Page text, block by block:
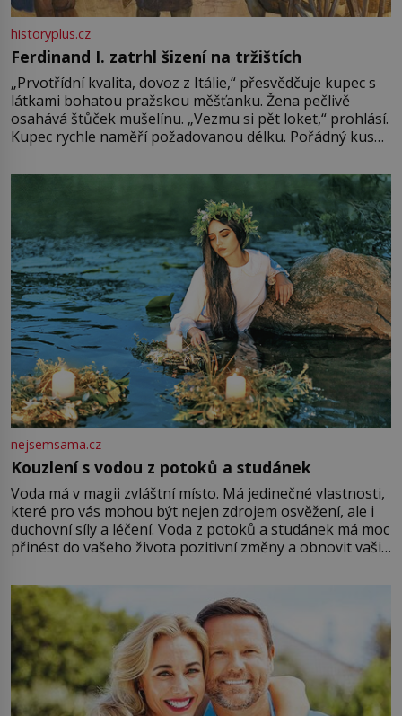
historyplus.cz
Ferdinand I. zatrhl šizení na tržištích
„Prvotřídní kvalita, dovoz z Itálie,“ přesvědčuje kupec s
látkami bohatou pražskou měšťanku. Žena pečlivě
osahává štůček mušelínu. „Vezmu si pět loket,“ prohlásí.
Kupec rychle naměří požadovanou délku. Pořádný kus
milostpaní. Stačí jenom na sukni,“ zhodnotí švadlena
množství růžového mušelínu. „Ošidili vás, podívejte.“
Vezme do ruky dřevěnou
nejsemsama.cz
Kouzlení s vodou z potoků a studánek
Voda má v magii zvláštní místo. Má jedinečné vlastnosti,
které pro vás mohou být nejen zdrojem osvěžení, ale i
duchovní síly a léčení. Voda z potoků a studánek má moc
přinést do vašeho života pozitivní změny a obnovit vaši
můžete obohatit své rituály a přinést do svého života
větší harmonii a klid. Je důležité